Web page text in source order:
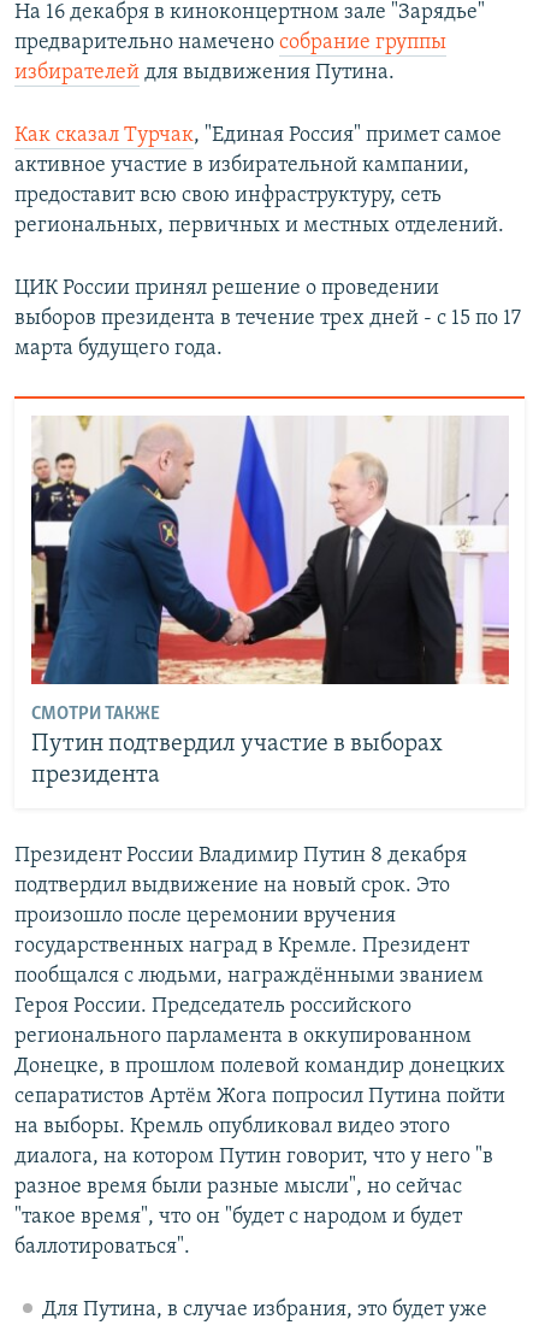
На 16 декабря в киноконцертном зале "Зарядье"
предварительно намечено собрание группы
избирателей для выдвижения Путина.
Как сказал Турчак, "Единая Россия" примет самое
активное участие в избирательной кампании,
предоставит всю свою инфраструктуру, сеть
региональных, первичных и местных отделений.
ЦИК России принял решение о проведении
выборов президента в течение трех дней - с 15 по 17
марта будущего года.
СМОТРИ ТАКЖЕ
Путин подтвердил участие в выборах
президента
Президент России Владимир Путин 8 декабря
подтвердил выдвижение на новый срок. Это
произошло после церемонии вручения
государственных наград в Кремле. Президент
пообщался с людьми, награждёнными званием
Героя России. Председатель российского
регионального парламента в оккупированном
Донецке, в прошлом полевой командир донецких
сепаратистов Артём Жога попросил Путина пойти
на выборы. Кремль опубликовал видео этого
диалога, на котором Путин говорит, что у него "в
разное время были разные мысли", но сейчас
"такое время", что он "будет с народом и будет
баллотироваться".
Для Путина, в случае избрания, это будет уже